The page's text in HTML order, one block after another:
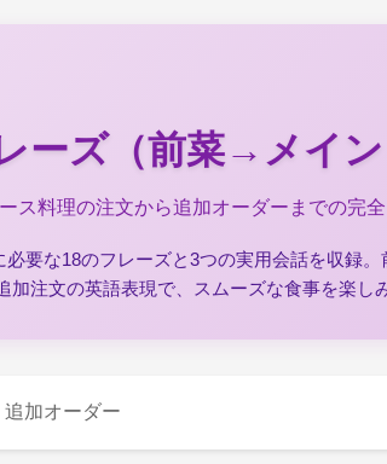
ーズ（前菜→メイ
ス料理の注文から追加オーダーまでの完
要な18のフレーズと3つの実用会話を収録
加注文の英語表現で、スムーズな食事を楽し
加オーダー